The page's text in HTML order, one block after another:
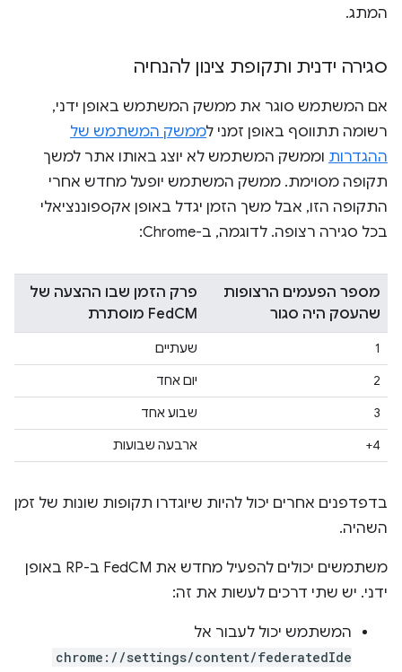
המתג.
סגירה ידנית ותקופת צינון להנחיה
אם המשתמש סוגר את ממשק המשתמש באופן ידני,
רשומה תתווסף באופן זמני לממשק המשתמש של
ההגדרות וממשק המשתמש לא יוצג באותו אתר למשך
תקופה מסוימת. ממשק המשתמש יופעל מחדש אחרי
התקופה הזו, אבל משך הזמן יגדל באופן אקספוננציאלי
בכל סגירה רצופה. לדוגמה, ב-Chrome:
מספר הפעמים הרצופות
שהעסק היה סגור
פרק הזמן שבו ההצעה של
FedCM מוסתרת
1
שעתיים
2
יום אחד
3
שבוע אחד
4+
ארבעה שבועות
בדפדפנים אחרים יכול להיות שיוגדרו תקופות שונות של זמן
השהיה.
משתמשים יכולים להפעיל מחדש את FedCM ב-RP באופן
ידני. יש שתי דרכים לעשות את זה:
המשתמש יכול לעבור אל
chrome://settings/content/federatedIde